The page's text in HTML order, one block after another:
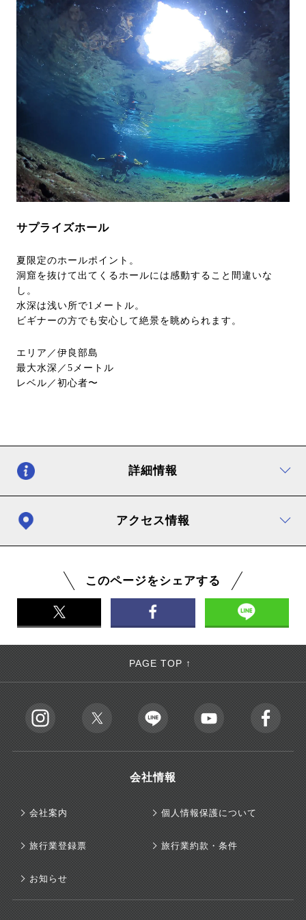
サプライズホール
夏限定のホールポイント。
洞窟を抜けて出てくるホールには感動すること間違いな
し。
水深は浅い所で1メートル。
ビギナーの方でも安心して絶景を眺められます。
エリア／伊良部島
最大水深／5メートル
レベル／初心者〜
詳細情報
アクセス情報
このページをシェアする
PAGE TOP ↑
会社情報
会社案内 個人情報保護について
旅行業登録票 旅行業約款・条件
お知らせ